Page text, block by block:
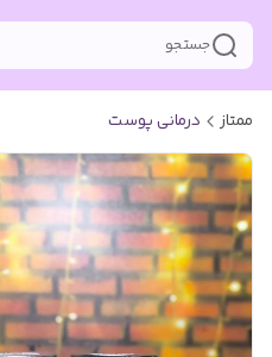
جستجو
ممتاز درمانی پوست